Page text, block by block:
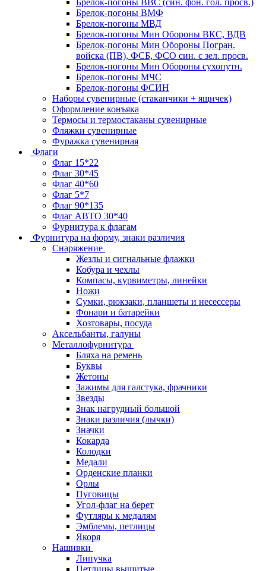
Брелок-погоны ВМФ
Брелок-погоны МВД
Брелок-погоны Мин Обороны ВКС, ВДВ
Брелок-погоны Мин Обороны Погран.
войска (ПВ), ФСБ, ФСО син. с зел. просв.
Брелок-погоны Мин Обороны сухопутн.
Брелок-погоны МЧС
Брелок-погоны ФСИН
Наборы сувенирные (стаканчики + ящичек)
Оформление конъяка
Термосы и термостаканы сувенирные
Фляжки сувенирные
Фуражка сувенирная
Флаги
Флаг 15*22
Флаг 30*45
Флаг 40*60
Флаг 5*7
Флаг 90*135
Флаг АВТО 30*40
Фурнитура к флагам
Фурнитура на форму, знаки различия
Снаряжение
Жезлы и сигнальные флажки
Кобура и чехлы
Компасы, курвиметры, линейки
Ножи
Сумки, рюкзаки, планшеты и несессеры
Фонари и батарейки
Хозтовары, посуда
Аксельбанты, галуны
Металлофурнитура
Бляха на ремень
Буквы
Жетоны
Зажимы для галстука, фрачники
Звезды
Знак нагрудный большой
Знаки различия (лычки)
Значки
Кокарда
Колодки
Медали
Орденские планки
Орлы
Пуговицы
Угол-флаг на берет
Футляры к медалям
Эмблемы, петлицы
Якоря
Нашивки
Липучка
Петлицы вышитые